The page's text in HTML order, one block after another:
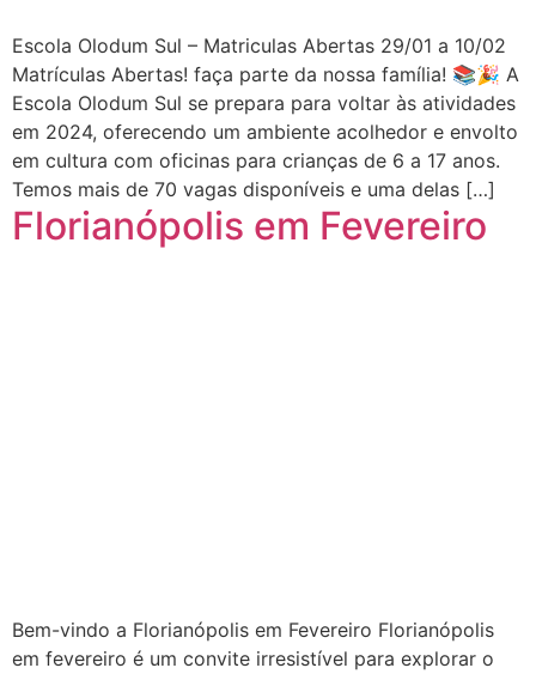
Escola Olodum Sul – Matriculas Abertas 29/01 a 10/02
Matrículas Abertas! faça parte da nossa família! 📚🎉 A
Escola Olodum Sul se prepara para voltar às atividades
em 2024, oferecendo um ambiente acolhedor e envolto
em cultura com oficinas para crianças de 6 a 17 anos.
Temos mais de 70 vagas disponíveis e uma delas […]
Florianópolis em Fevereiro
Bem-vindo a Florianópolis em Fevereiro Florianópolis
em fevereiro é um convite irresistível para explorar o